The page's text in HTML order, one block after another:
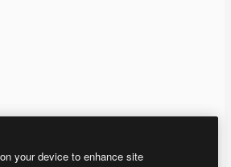
your device to enhance site